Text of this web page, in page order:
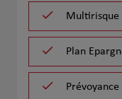
Multirisque
Plan
Prévoyance